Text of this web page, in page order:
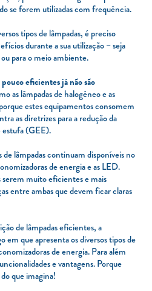
se forem utilizadas com frequência.
tipos de lâmpadas, é preciso
durante a sua utilização – seja
para o meio ambiente.
eficientes já não são
as lâmpadas de halogéneo e as
estes equipamentos consomem
as diretrizes para a redução da
estufa (GEE).
lâmpadas continuam disponíveis no
de energia e as LED.
serem muito eficientes e mais
entre ambas que devem ficar claras
de lâmpadas eficientes, a
em que apresenta os diversos tipos de
de energia. Para além
e vantagens. Porque
que imagina!